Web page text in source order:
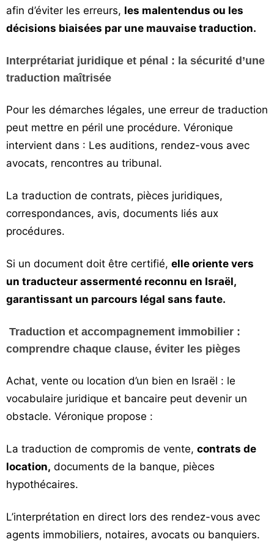
afin d’éviter les erreurs, les malentendus ou les
décisions biaisées par une mauvaise traduction.
Interprétariat juridique et pénal : la sécurité d’une
traduction maîtrisée
Pour les démarches légales, une erreur de traduction
peut mettre en péril une procédure. Véronique
intervient dans : Les auditions, rendez-vous avec
avocats, rencontres au tribunal.
La traduction de contrats, pièces juridiques,
correspondances, avis, documents liés aux
procédures.
Si un document doit être certifié, elle oriente vers
un traducteur assermenté reconnu en Israël,
garantissant un parcours légal sans faute.
Traduction et accompagnement immobilier :
comprendre chaque clause, éviter les pièges
Achat, vente ou location d’un bien en Israël : le
vocabulaire juridique et bancaire peut devenir un
obstacle. Véronique propose :
La traduction de compromis de vente, contrats de
location, documents de la banque, pièces
hypothécaires.
L’interprétation en direct lors des rendez-vous avec
agents immobiliers, notaires, avocats ou banquiers.